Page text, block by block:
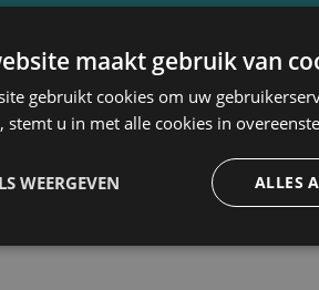
en de recentste
nieuwsbrief.
maakt gebruik van
gebruikt cookies om uw
stemt u in met alle cookies in
ALLES
WEERGEVEN